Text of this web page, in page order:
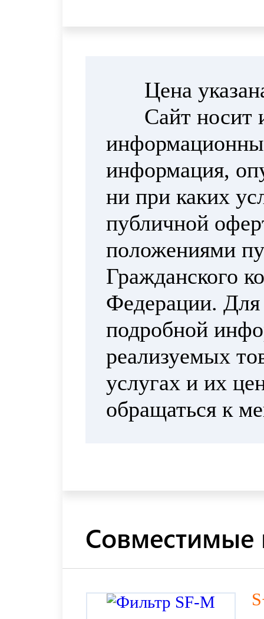
Цена
Сайт носит
информация,
ни при каких
публичной
положениями
Гражданского
Федерации. Для
подробной
реализуемых
услугах и их
обращаться к
Совместимые